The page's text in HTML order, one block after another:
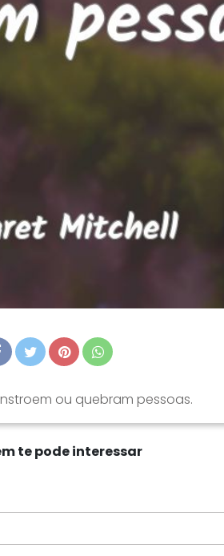
ou quebram pessoas.
te pode interessar